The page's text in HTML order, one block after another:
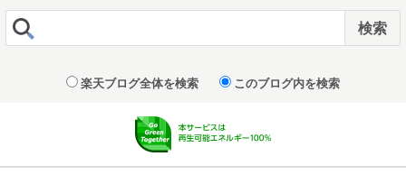
楽天ブログ全体を検索 このブログ内を検索